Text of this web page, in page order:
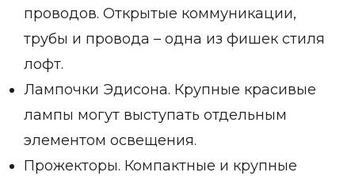
проводов. Открытые коммуникации,
трубы и провода – одна из фишек стиля
лофт.
Лампочки Эдисона. Крупные красивые
лампы могут выступать отдельным
элементом освещения.
Прожекторы. Компактные и крупные